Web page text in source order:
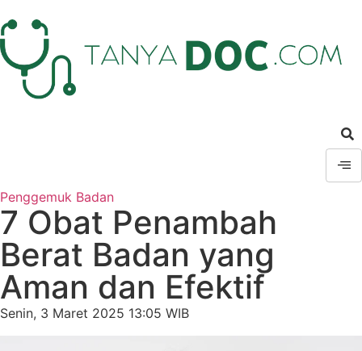
Penggemuk Badan
7 Obat Penambah
Berat Badan yang
Aman dan Efektif
Senin, 3 Maret 2025 13:05 WIB